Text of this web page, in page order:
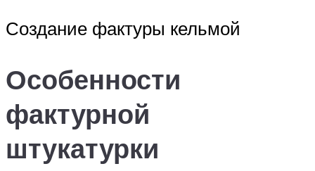
Создание фактуры кельмой
Особенности
фактурной
штукатурки